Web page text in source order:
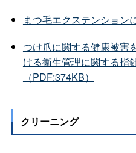
まつ毛エクステンション
つけ爪に関する健康被害
ける衛生管理に関する指
（PDF:374KB）
クリーニング